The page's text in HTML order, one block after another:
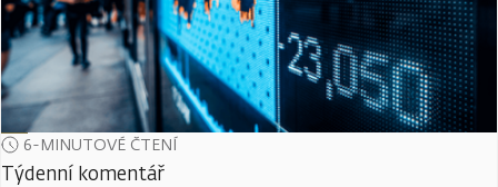
6-MINUTOVÉ ČTENÍ
Týdenní komentář